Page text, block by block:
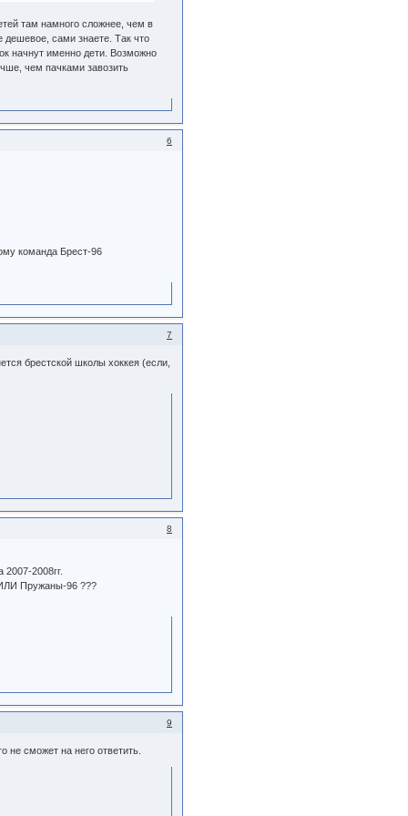
там намного сложнее, чем в
дешевое, сами знаете. Так что
начнут именно дети. Возможно
чем пачками завозить
6
команда Брест-96
7
брестской школы хоккея (если,
8
2008гг.
ИЛИ Пружаны-96 ???
9
не сможет на него ответить.